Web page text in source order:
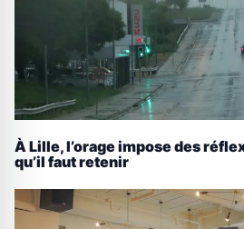
À Lille, l’orage impose des
qu’il faut retenir